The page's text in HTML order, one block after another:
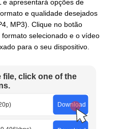
e apresentará opções de
e qualidade desejados
MP3). Clique no botão
selecionado e o vídeo
para o seu dispositivo.